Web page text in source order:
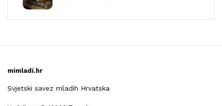
mimladi.hr
Svjetski savez mladih Hrvatska